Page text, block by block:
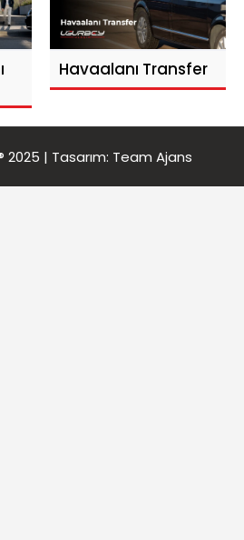
Havaalanı Transfer
2025 | Tasarım: Team Ajans